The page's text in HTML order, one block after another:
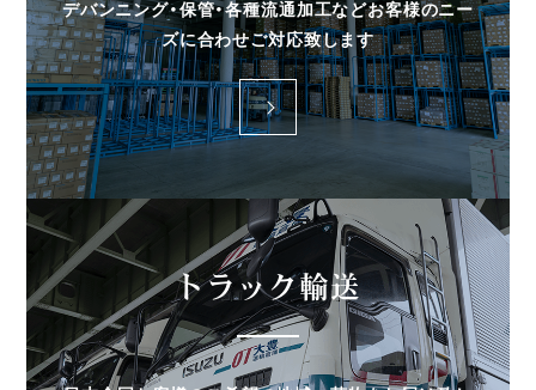
デバンニング・保管・各種流通加工などお客様のニー
ズに合わせご対応致します
more
トラック輸送